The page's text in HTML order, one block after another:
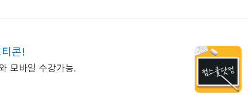
콘!
모바일 수강가능.